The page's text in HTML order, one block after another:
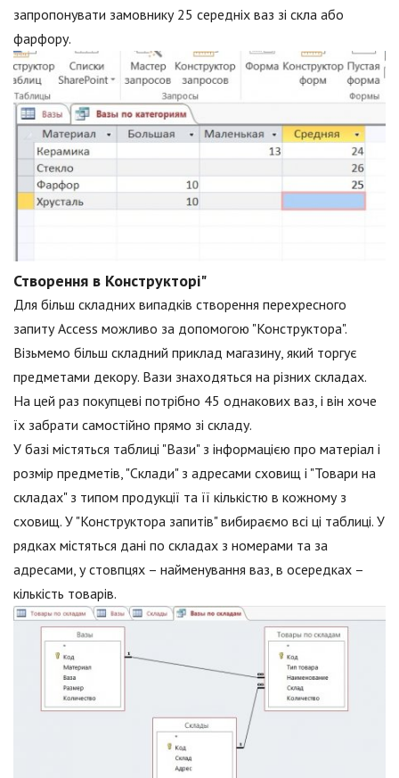
запропонувати замовнику 25 середніх ваз зі скла або
фарфору.
Створення в Конструкторі"
Для більш складних випадків створення перехресного
запиту Access можливо за допомогою "Конструктора".
Візьмемо більш складний приклад магазину, який торгує
предметами декору. Вази знаходяться на різних складах.
На цей раз покупцеві потрібно 45 однакових ваз, і він хоче
їх забрати самостійно прямо зі складу.
У базі містяться таблиці "Вази" з інформацією про матеріал і
розмір предметів, "Склади" з адресами сховищ і "Товари на
складах" з типом продукції та її кількістю в кожному з
сховищ. У "Конструктора запитів" вибираємо всі ці таблиці. У
рядках містяться дані по складах з номерами та за
адресами, у стовпцях – найменування ваз, в осередках –
кількість товарів.